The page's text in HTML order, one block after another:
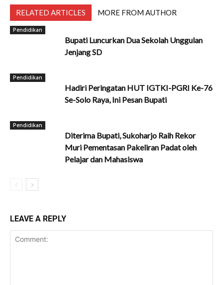
RELATED ARTICLES MORE FROM AUTHOR
Pendidikan
Bupati Luncurkan Dua Sekolah Unggulan
Jenjang SD
Pendidikan
Hadiri Peringatan HUT IGTKI-PGRI Ke-76
Se-Solo Raya, Ini Pesan Bupati
Pendidikan
Diterima Bupati, Sukoharjo Raih Rekor
Muri Pementasan Pakeliran Padat oleh
Pelajar dan Mahasiswa
LEAVE A REPLY